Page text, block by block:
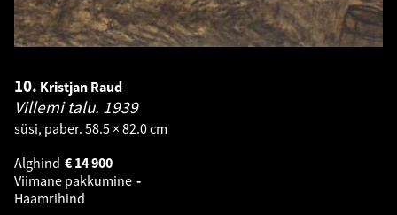
10. Kristjan Raud
Villemi talu. 1939
süsi, paber. 58.5 × 82.0 cm
Alghind
14 900
€
Viimane pakkumine -
Haamrihind